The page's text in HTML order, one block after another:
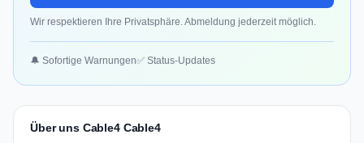
Wir respektieren Ihre Privatsphäre. Abmeldung jederzeit möglich.
🔔 Sofortige Warnungen✅ Status-Updates
Über uns Cable4 Cable4